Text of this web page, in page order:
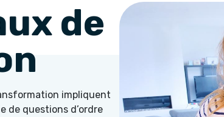
de
impliquent
de questions d’ordre